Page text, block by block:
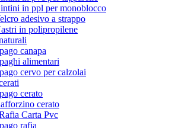
in ppl per monoblocco
adesivo a strappo
in polipropilene
canapa
alimentari
cervo per calzolai
cerato
cerato
Carta Pvc
rafia